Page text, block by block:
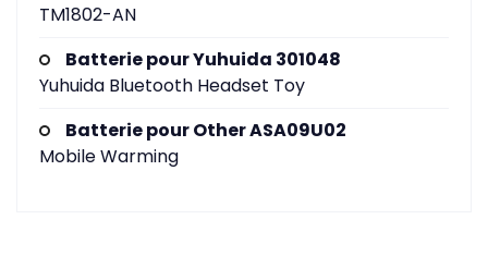
TM1802-AN
Batterie pour Yuhuida 301048
Yuhuida Bluetooth Headset Toy
Batterie pour Other ASA09U02
Mobile Warming